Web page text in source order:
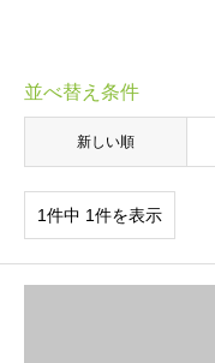
並べ替え条件
新しい順
1件中 1件を表示